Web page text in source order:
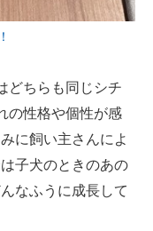
どちらも同じシチ
の性格や個性が感
に飼い主さんによ
子犬のときのあの
なふうに成長して